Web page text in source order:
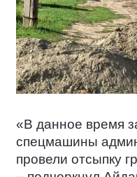
«В данное время
спецмашины
провели отсыпку